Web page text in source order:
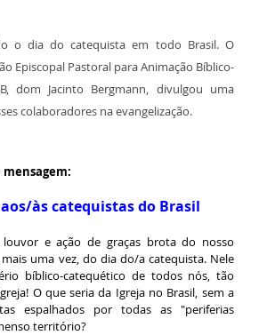
o dia do catequista em todo Brasil. O
Episcopal Pastoral para Animação Bíblico-
dom Jacinto Bergmann, divulgou uma
colaboradores na evangelização.
às catequistas do Brasil
e ação de graças brota do nosso
uma vez, do dia do/a catequista. Nele
bíblico-catequético de todos nós, tão
O que seria da Igreja no Brasil, sem a
espalhados por todas as "periferias
território?